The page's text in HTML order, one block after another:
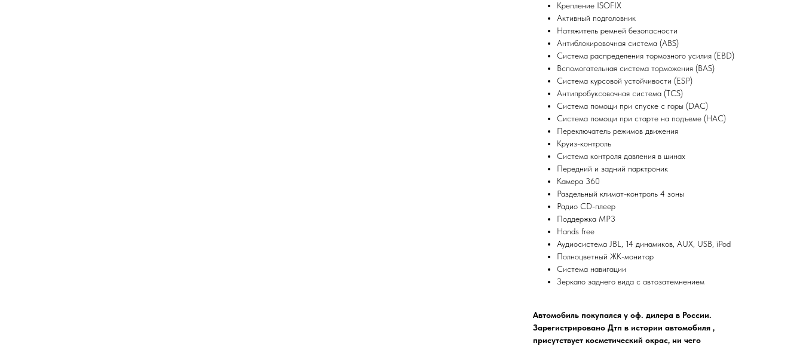
Крепление ISOFIX
Активный подголовник
Натяжитель ремней безопасности
Антиблокировочная система (ABS)
Система распределения тормозного усилия (EBD)
Вспомогательная система торможения (BAS)
Система курсовой устойчивости (ESP)
Антипробуксовочная система (TCS)
Система помощи при спуске с горы (DAC)
Система помощи при старте на подъеме (HAC)
Переключатель режимов движения
Круиз-контроль
Система контроля давления в шинах
Передний и задний парктроник
Камера 360
Раздельный климат-контроль 4 зоны
Радио CD-плеер
Поддержка MP3
Hands free
Аудиосистема JBL, 14 динамиков, AUX, USB, iPod
Полноцветный ЖК-монитор
Система навигации
Зеркало заднего вида с автозатемнением
Автомобиль покупался у оф. дилера в России.
Зарегистрировано Дтп в истории автомобиля ,
присутствует косметический окрас, ни чего